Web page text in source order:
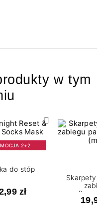
w tym
2+2
do stóp
zł
Skarpety
(mix